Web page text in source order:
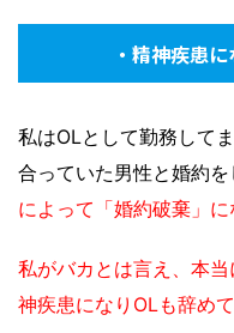
・精神疾患
私はOLとして勤務して
合っていた男性と婚約を
によって「婚約破棄」に
私がバカとは言え、本
神疾患になりOLも辞め